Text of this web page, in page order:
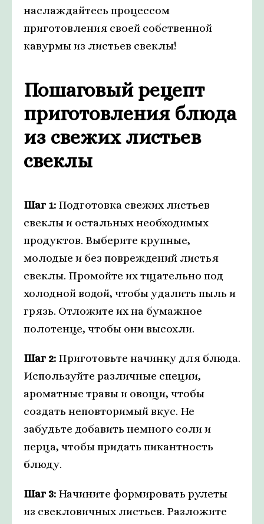
наслаждайтесь процессом
приготовления своей собственной
кавурмы из листьев свеклы!
Пошаговый рецепт
приготовления блюда
из свежих листьев
свеклы
Шаг 1: Подготовка свежих листьев
свеклы и остальных необходимых
продуктов. Выберите крупные,
молодые и без повреждений листья
свеклы. Промойте их тщательно под
холодной водой, чтобы удалить пыль и
грязь. Отложите их на бумажное
полотенце, чтобы они высохли.
Шаг 2: Приготовьте начинку для блюда.
Используйте различные специи,
ароматные травы и овощи, чтобы
создать неповторимый вкус. Не
забудьте добавить немного соли и
перца, чтобы придать пикантность
блюду.
Шаг 3: Начините формировать рулеты
из свекловичных листьев. Разложите